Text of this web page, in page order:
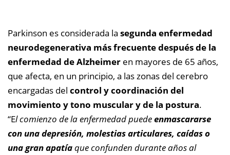
Parkinson es considerada la segunda enfermedad
neurodegenerativa más frecuente después de la
enfermedad de Alzheimer en mayores de 65 años,
que afecta, en un principio, a las zonas del cerebro
encargadas del control y coordinación del
movimiento y tono muscular y de la postura.
“El comienzo de la enfermedad puedeenmascararse
con una depresión, molestias articulares, caídas o
una gran apatíaque confunden durante años al